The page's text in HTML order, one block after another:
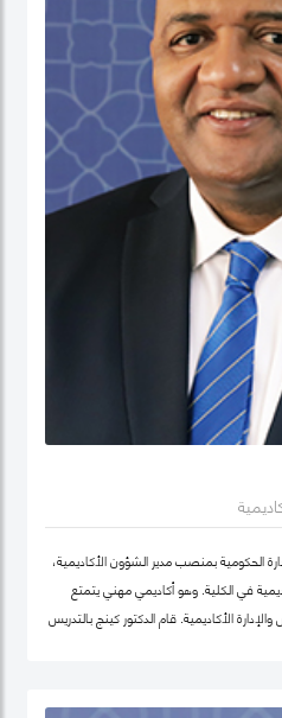
الحكومية بمنصب مدير الشؤون الأكاديمية،
في الكلية. وهو أكاديمي مهني يتمتع
الأكاديمية. قام الدكتور كينج بالتدريس
ورئيس لجنة الاعتماد، ورئيس مركز